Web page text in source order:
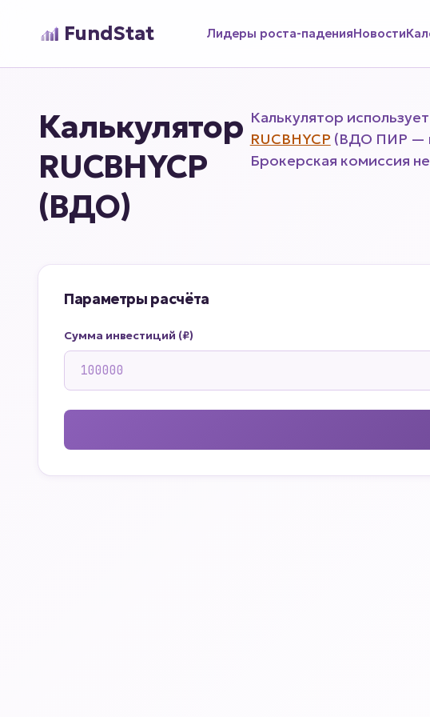
FundStat Лидеры роста-паденияНовости
Калькулятор
RUCBHYCP
(ВДО)
Калькулятор
RUCBHYCP (ВДО ПИР —
Брокерская комиссия
Параметры расчёта
Сумма инвестиций (₽)